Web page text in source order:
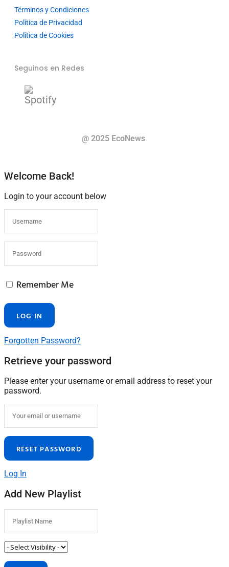
Términos y Condiciones
Política de Privacidad
Política de Cookies
Seguinos en Redes
@ 2025 EcoNews
Welcome Back!
Login to your account below
Remember Me
Forgotten Password?
Retrieve your password
Please enter your username or email address to reset your
password.
Log In
Add New Playlist